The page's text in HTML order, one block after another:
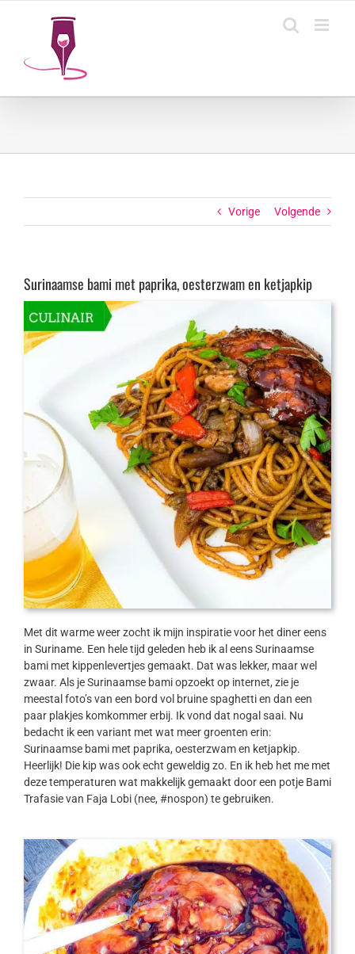
Vorige Volgende
Surinaamse bami met paprika, oesterzwam en ketjapkip
Met dit warme weer zocht ik mijn inspiratie voor het diner eens
in Suriname. Een hele tijd geleden heb ik al eens Surinaamse
bami met kippenlevertjes gemaakt. Dat was lekker, maar wel
zwaar. Als je Surinaamse bami opzoekt op internet, zie je
meestal foto’s van een bord vol bruine spaghetti en dan een
paar plakjes komkommer erbij. Ik vond dat nogal saai. Nu
bedacht ik een variant met wat meer groenten erin:
Surinaamse bami met paprika, oesterzwam en ketjapkip.
Heerlijk! Die kip was ook echt geweldig zo. En ik heb het me met
deze temperaturen wat makkelijk gemaakt door een potje Bami
Trafasie van Faja Lobi (nee, #nospon) te gebruiken.